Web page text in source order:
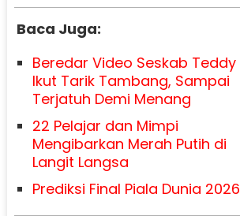
Baca Juga:
Beredar Video Seskab Teddy
Ikut Tarik Tambang, Sampai
Terjatuh Demi Menang
22 Pelajar dan Mimpi
Mengibarkan Merah Putih di
Langit Langsa
Prediksi Final Piala Dunia 2026